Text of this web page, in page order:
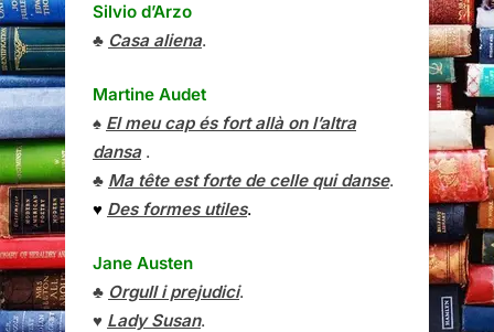
Silvio d’Arzo
♣ Casa aliena.
Martine Audet
♠ El meu cap és fort allà on l’altra
dansa.
♣ Ma tête est forte de celle qui danse.
♥ Des formes utiles.
Jane Austen
♣ Orgull i prejudici.
♥ Lady Susan.